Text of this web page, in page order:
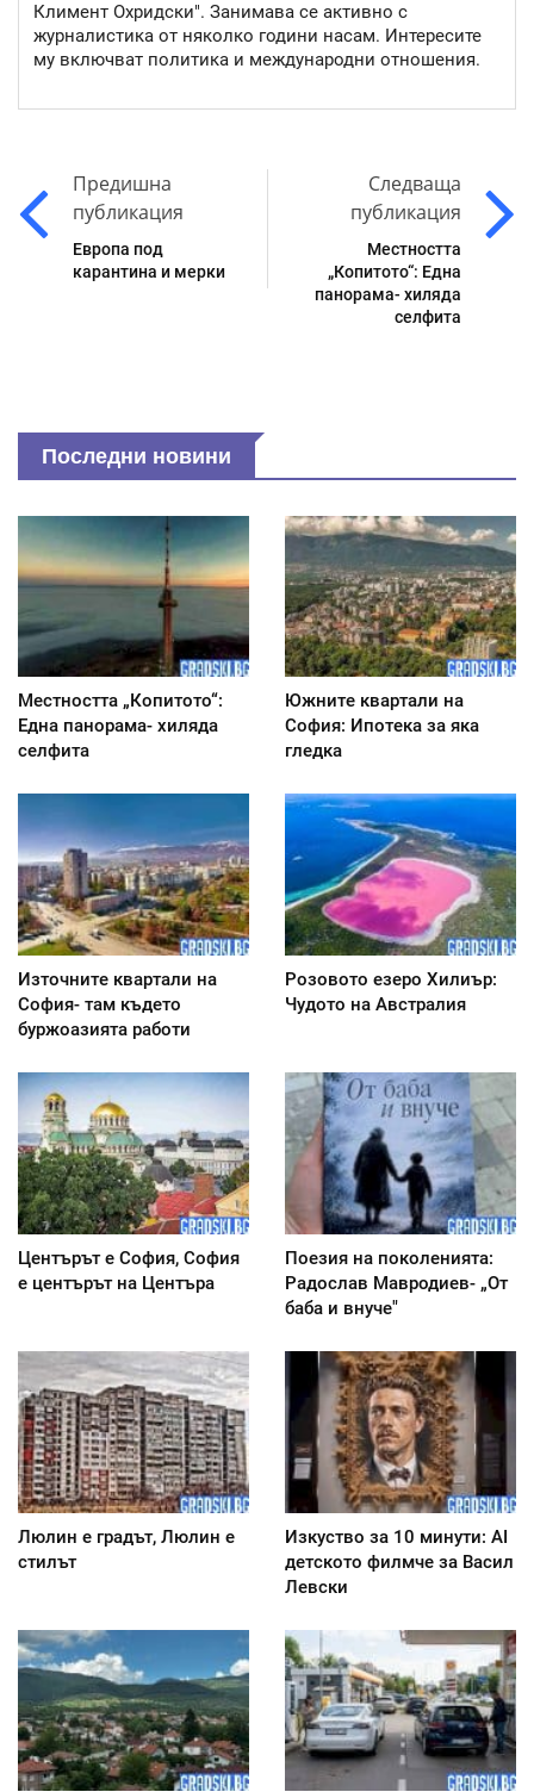
Климент Охридски". Занимава се активно с
журналистика от няколко години насам. Интересите
му включват политика и международни отношения.
Предишна
публикация
Европа под
карантина и мерки
Следваща
публикация
Местността
„Копитото“: Една
панорама- хиляда
селфита
Последни новини
Местността „Копитото“:
Една панорама- хиляда
селфита
Южните квартали на
София: Ипотека за яка
гледка
Източните квартали на
София- там където
буржоазията работи
Розовото езеро Хилиър:
Чудото на Австралия
Центърът е София, София
е центърът на Центъра
Поезия на поколенията:
Радослав Мавродиев- „От
баба и внуче"
Люлин е градът, Люлин е
стилът
Изкуство за 10 минути: AI
детското филмче за Васил
Левски